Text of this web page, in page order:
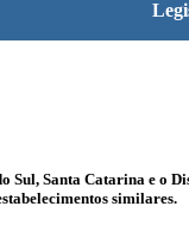
Sul, Santa Catarina e o
similares.